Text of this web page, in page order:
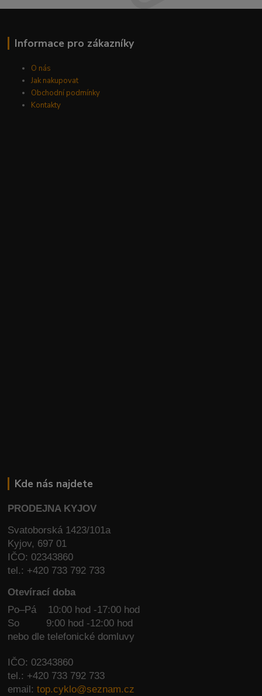
Informace pro zákazníky
O nás
Jak nakupovat
Obchodní podmínky
Kontakty
Kde nás najdete
PRODEJNA KYJOV
Svatoborská 1423/101a
Kyjov, 697 01
IČO: 02343860
tel.: +420 733 792 733
Otevírací doba
Po–Pá 10:00 hod -17:00 hod
So
9:00 hod -12:00 hod
nebo dle telefonické domluvy
IČO: 02343860
tel.: +420 733 792 733
email:top.cyklo@seznam.cz